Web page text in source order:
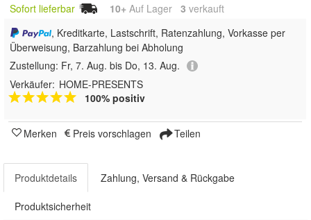
Sofort lieferbar 10+ Auf Lager 3 verkauft
, Kreditkarte, Lastschrift, Ratenzahlung, Vorkasse per
Überweisung, Barzahlung bei Abholung
Zustellung: Fr, 7. Aug. bis Do, 13. Aug.
Verkäufer: HOME-PRESENTS
100% positiv
Merken Preis vorschlagen Teilen
Produktdetails Zahlung, Versand & Rückgabe
Produktsicherheit